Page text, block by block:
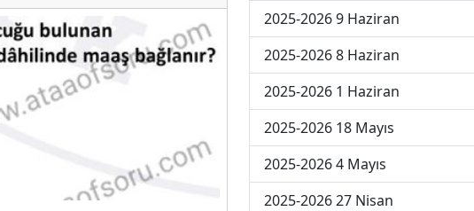
2025-2026 9 Haziran
2025-2026 8 Haziran
2025-2026 1 Haziran
2025-2026 18 Mayıs
2025-2026 4 Mayıs
2025-2026 27 Nisan